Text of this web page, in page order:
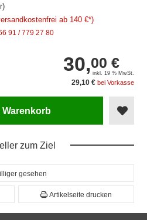
ab 140 €*)
91 / 779 27 80
30,00 €
inkl. 19 % MwSt.
29,10 € bei Vorkasse
Warenkorb
zum Ziel
gesehen
Artikelseite drucken